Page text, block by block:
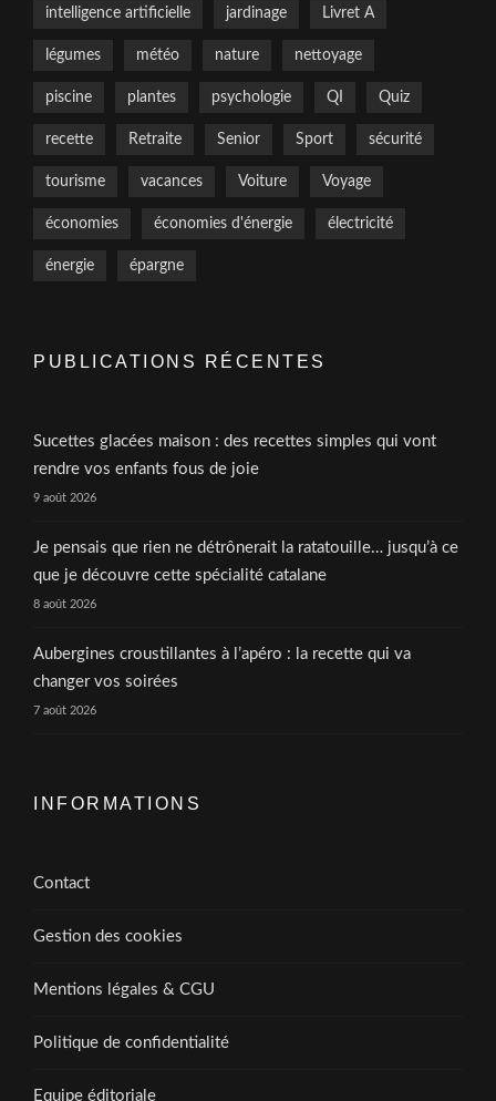
intelligence artificielle jardinage Livret A
légumes météo nature nettoyage
piscine plantes psychologie QI Quiz
recette Retraite Senior Sport sécurité
tourisme vacances Voiture Voyage
économies économies d'énergie électricité
énergie épargne
PUBLICATIONS RÉCENTES
Sucettes glacées maison : des recettes simples qui vont
rendre vos enfants fous de joie
9 août 2026
Je pensais que rien ne détrônerait la ratatouille… jusqu’à ce
que je découvre cette spécialité catalane
8 août 2026
Aubergines croustillantes à l’apéro : la recette qui va
changer vos soirées
7 août 2026
INFORMATIONS
Contact
Gestion des cookies
Mentions légales & CGU
Politique de confidentialité
Equipe éditoriale